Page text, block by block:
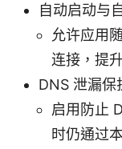
自动启动与
允许应用
连接，提
DNS 泄漏保
启用防止
时仍通过